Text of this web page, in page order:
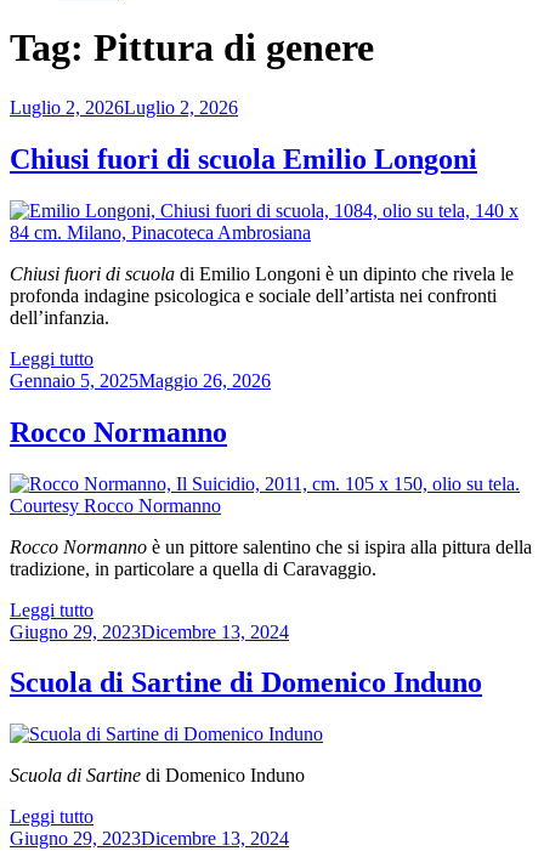
Tag: Pittura di genere
Pubblicato
Luglio 2, 2026Luglio 2, 2026
Chiusi fuori di scuola Emilio Longoni
Chiusi fuori di scuola di Emilio Longoni è un dipinto che rivela le
profonda indagine psicologica e sociale dell’artista nei confronti
dell’infanzia.
Leggi tutto“Chiusi
fuori
scuola
Emilio
Pubblicato
Gennaio 5, 2025Maggio 26, 2026
Rocco Normanno
Rocco Normanno è un pittore salentino che si ispira alla pittura della
tradizione, in particolare a quella di Caravaggio.
Leggi tutto“Rocco
Normanno”
Pubblicato
Giugno 29, 2023Dicembre 13, 2024
Scuola di Sartine di Domenico Induno
Scuola di Sartine di Domenico Induno
Leggi tutto“Scuola
di
Pubblicato
Giugno 29, 2023Dicembre 13, 2024